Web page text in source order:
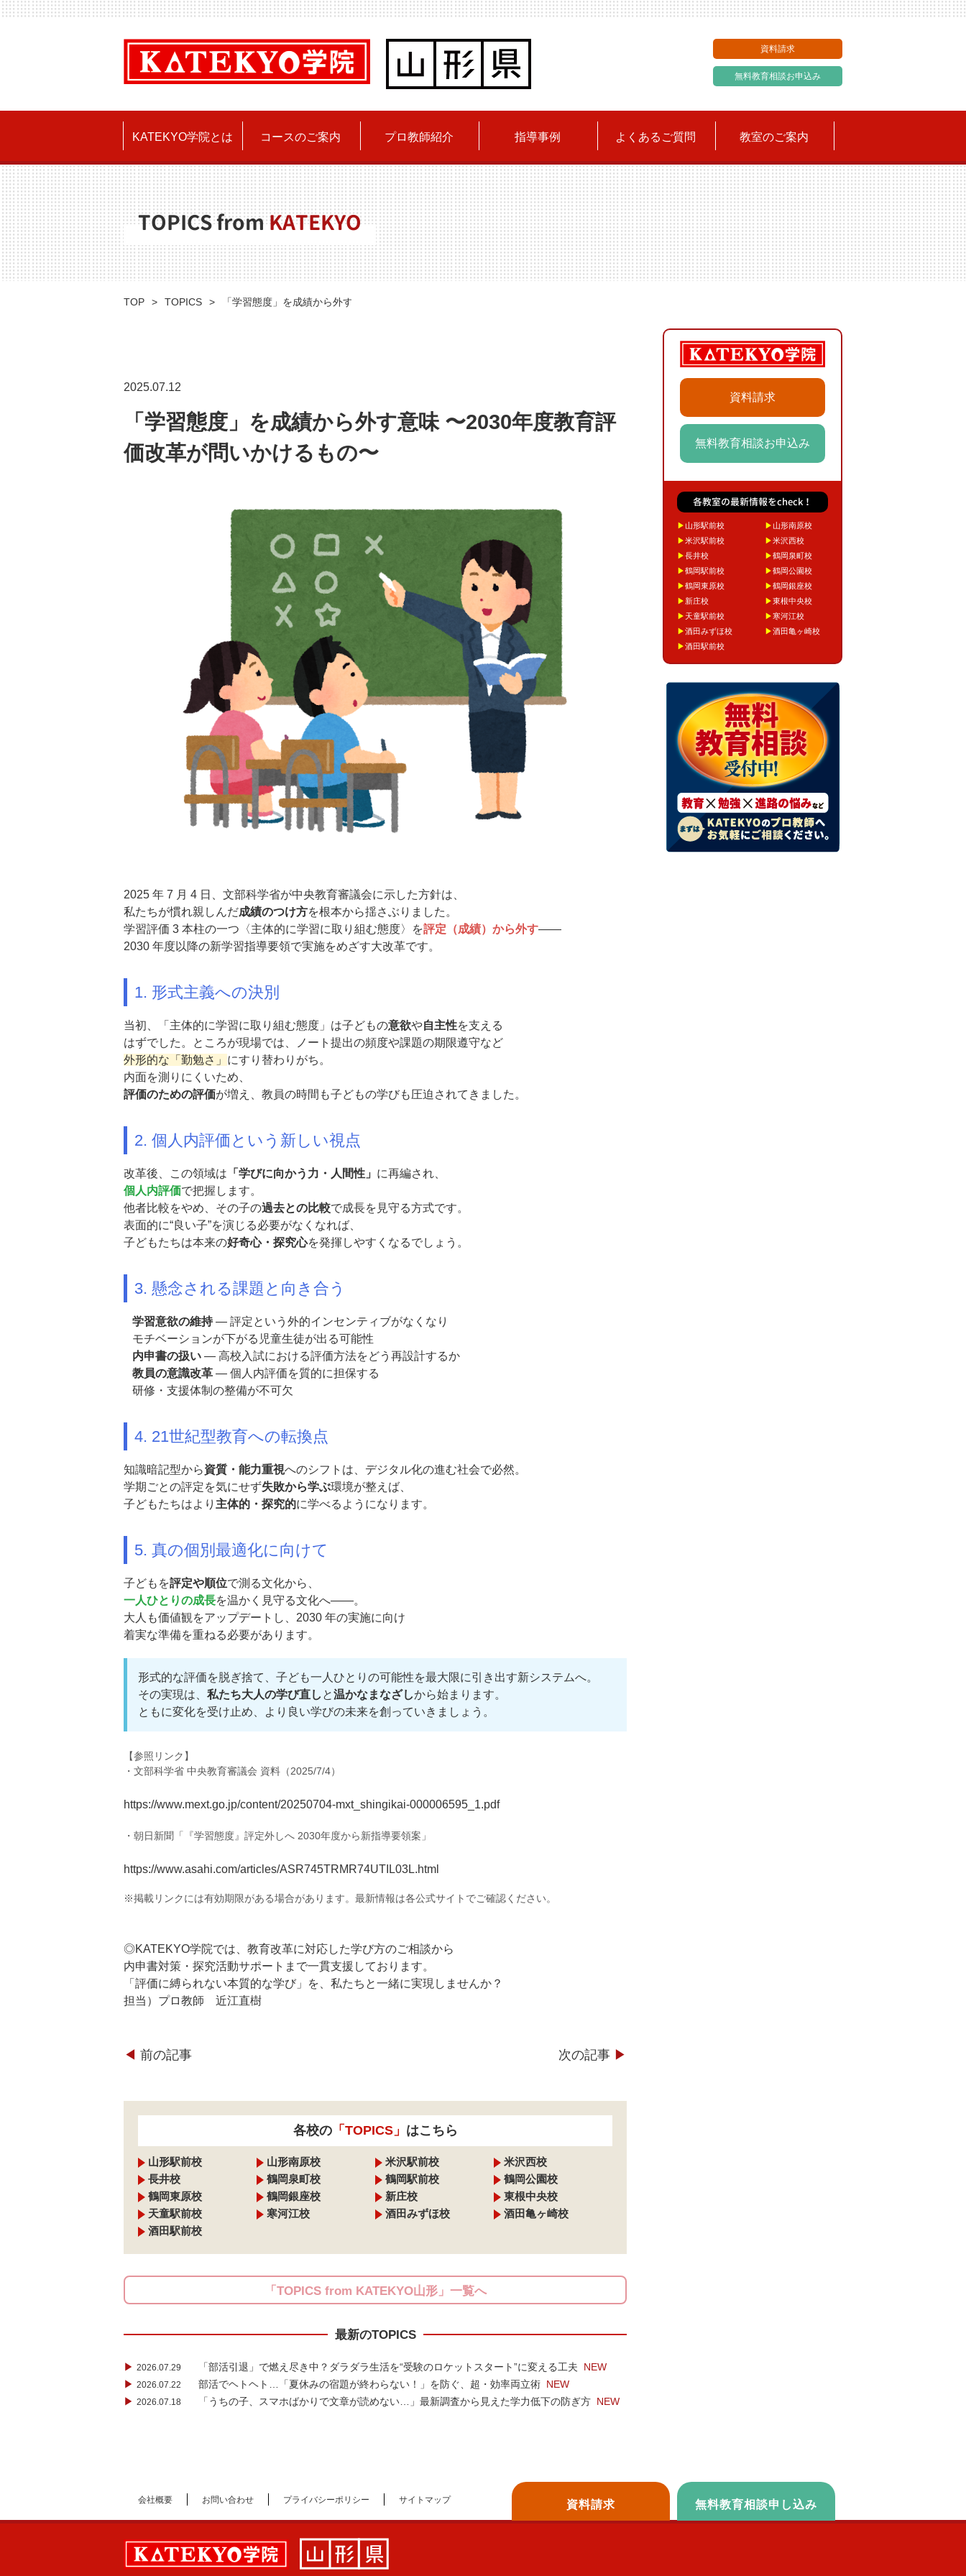
資料請求
無料教育相談お申込み
KATEKYO学院とは コースのご案内 プロ教師紹介 指導事例 よくあるご質問 教室のご案内
TOPICS fromKATEKYO
TOP TOPICS 「学習態度」を成績から外す意味 〜2030年度教育評価改革が問いかけるもの〜
2025.07.12
「学習態度」を成績から外す意味 〜2030年度教育評
価改革が問いかけるもの〜
2025 年 7 月 4 日、文部科学省が中央教育審議会に示した方針は、
私たちが慣れ親しんだ成績のつけ方を根本から揺さぶりました。
学習評価 3 本柱の一つ〈主体的に学習に取り組む態度〉を評定（成績）から外す――
2030 年度以降の新学習指導要領で実施をめざす大改革です。
1. 形式主義への決別
当初、「主体的に学習に取り組む態度」は子どもの意欲や自主性を支える
はずでした。ところが現場では、ノート提出の頻度や課題の期限遵守など
外形的な「勤勉さ」 にすり替わりがち。
内面を測りにくいため、
評価のための評価が増え、教員の時間も子どもの学びも圧迫されてきました。
2. 個人内評価という新しい視点
改革後、この領域は 「学びに向かう力・人間性」 に再編され、
個人内評価で把握します。
他者比較をやめ、その子の過去との比較で成長を見守る方式です。
表面的に“良い子”を演じる必要がなくなれば、
子どもたちは本来の好奇心・探究心を発揮しやすくなるでしょう。
3. 懸念される課題と向き合う
学習意欲の維持― 評定という外的インセンティブがなくなり
モチベーションが下がる児童生徒が出る可能性
内申書の扱い ― 高校入試における評価方法をどう再設計するか
教員の意識改革 ― 個人内評価を質的に担保する
研修・支援体制の整備が不可欠
4. 21世紀型教育への転換点
知識暗記型から資質・能力重視へのシフトは、デジタル化の進む社会で必然。
学期ごとの評定を気にせず失敗から学ぶ環境が整えば、
子どもたちはより 主体的・探究的に学べるようになります。
5. 真の個別最適化に向けて
子どもを評定や順位で測る文化から、
一人ひとりの成長を温かく見守る文化へ――。
大人も価値観をアップデートし、2030 年の実施に向け
着実な準備を重ねる必要があります。
形式的な評価を脱ぎ捨て、子ども一人ひとりの可能性を最大限に引き出す新システムへ。
その実現は、 私たち大人の学び直し と温かなまなざしから始まります。
ともに変化を受け止め、より良い学びの未来を創っていきましょう。
【参照リンク】
・文部科学省 中央教育審議会 資料（2025/7/4）
https://www.mext.go.jp/content/20250704-mxt_shingikai-000006595_1.pdf
・朝日新聞「『学習態度』評定外しへ 2030年度から新指導要領案」
https://www.asahi.com/articles/ASR745TRMR74UTIL03L.html
※掲載リンクには有効期限がある場合があります。最新情報は各公式サイトでご確認ください。
◎KATEKYO学院では、教育改革に対応した学び方のご相談から
内申書対策・探究活動サポートまで一貫支援しております。
「評価に縛られない本質的な学び」を、私たちと一緒に実現しませんか？
担当）プロ教師 近江直樹
◀︎ 前の記事 次の記事 ▶︎
各校の「TOPICS」 はこちら
山形駅前校 山形南原校 米沢駅前校
米沢西校
長井校
鶴岡泉町校 鶴岡駅前校
鶴岡公園校
鶴岡東原校
鶴岡銀座校 新庄校
東根中央校
天童駅前校
寒河江校 酒田みずほ校
酒田亀ヶ崎校
酒田駅前校
「TOPICS from KATEKYO山形」一覧へ
最新のTOPICS
▶ 2026.07.29 「部活引退」で燃え尽き中？ダラダラ生活を“受験のロケットスタート”に変える工夫 NEW
▶ 2026.07.22 部活でヘトヘト…「夏休みの宿題が終わらない！」を防ぐ、超・効率両立術 NEW
▶ 2026.07.18 「うちの子、スマホばかりで文章が読めない…」最新調査から見えた学力低下の防ぎ方 NEW
資料請求
無料教育相談お申込み
各教室の最新情報をcheck！
▶山形駅前校 ▶山形南原校
▶米沢駅前校 ▶米沢西校
▶長井校 ▶鶴岡泉町校
▶鶴岡駅前校 ▶鶴岡公園校
▶鶴岡東原校 ▶鶴岡銀座校
▶ 新庄校 ▶東根中央校
▶ 天童駅前校 ▶寒河江校
▶酒田みずほ校 ▶酒田亀ヶ崎校
▶酒田駅前校
資料請求 無料教育相談申し込み
会社概要 お問い合わせ プライバシーポリシー サイトマップ